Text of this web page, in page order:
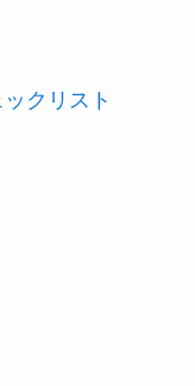
クリスト